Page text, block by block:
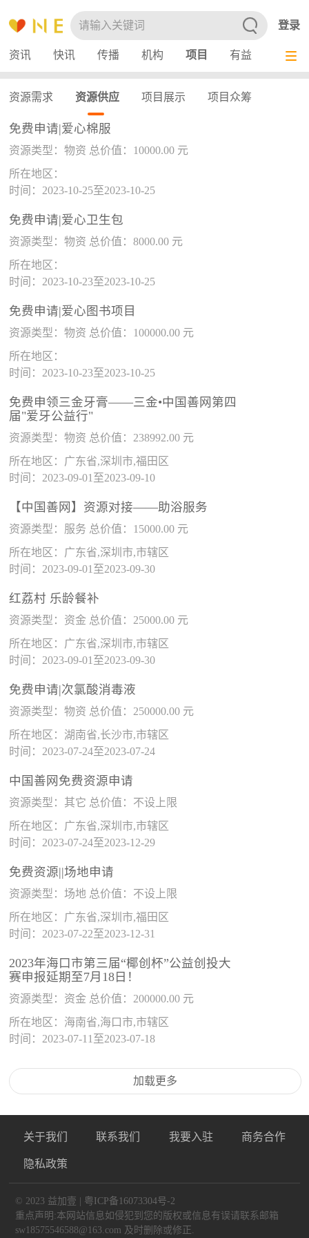
登录
资讯 快讯 传播 机构 项目 有益 服务
资源需求 资源供应 项目展示 项目众筹
免费申请|爱心棉服
资源类型：物资 总价值：10000.00 元
所在地区：
时间：2023-10-25至2023-10-25
免费申请|爱心卫生包
资源类型：物资 总价值：8000.00 元
所在地区：
时间：2023-10-23至2023-10-25
免费申请|爱心图书项目
资源类型：物资 总价值：100000.00 元
所在地区：
时间：2023-10-23至2023-10-25
免费申领三金牙膏——三金•中国善网第四
届"爱牙公益行"
资源类型：物资 总价值：238992.00 元
所在地区：广东省,深圳市,福田区
时间：2023-09-01至2023-09-10
【中国善网】资源对接——助浴服务
资源类型：服务 总价值：15000.00 元
所在地区：广东省,深圳市,市辖区
时间：2023-09-01至2023-09-30
红荔村 乐龄餐补
资源类型：资金 总价值：25000.00 元
所在地区：广东省,深圳市,市辖区
时间：2023-09-01至2023-09-30
免费申请|次氯酸消毒液
资源类型：物资 总价值：250000.00 元
所在地区：湖南省,长沙市,市辖区
时间：2023-07-24至2023-07-24
中国善网免费资源申请
资源类型：其它 总价值：不设上限
所在地区：广东省,深圳市,市辖区
时间：2023-07-24至2023-12-29
免费资源||场地申请
资源类型：场地 总价值：不设上限
所在地区：广东省,深圳市,福田区
时间：2023-07-22至2023-12-31
2023年海口市第三届“椰创杯”公益创投大
赛申报延期至7月18日！
资源类型：资金 总价值：200000.00 元
所在地区：海南省,海口市,市辖区
时间：2023-07-11至2023-07-18
加载更多
关于我们 联系我们 我要入驻 商务合作
隐私政策
© 2023 益加壹 | 粤ICP备16073304号-2
重点声明:本网站信息如侵犯到您的版权或信息有误请联系邮箱
sw18575546588@163.com 及时删除或修正.